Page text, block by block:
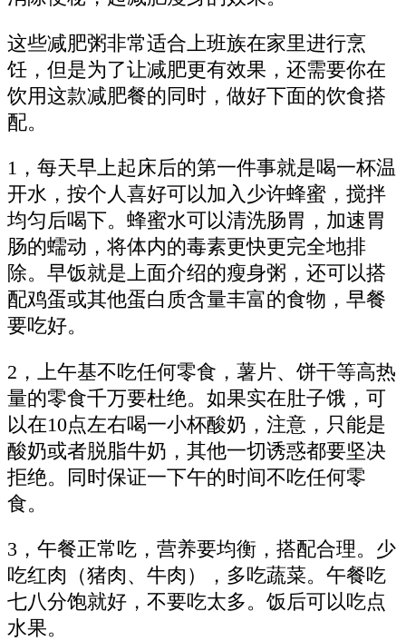
这些减肥粥非常适合上班族在家里进行烹
饪，但是为了让减肥更有效果，还需要你在
饮用这款减肥餐的同时，做好下面的饮食搭
配。
1，每天早上起床后的第一件事就是喝一杯温
开水，按个人喜好可以加入少许蜂蜜，搅拌
均匀后喝下。蜂蜜水可以清洗肠胃，加速胃
肠的蠕动，将体内的毒素更快更完全地排
除。早饭就是上面介绍的瘦身粥，还可以搭
配鸡蛋或其他蛋白质含量丰富的食物，早餐
要吃好。
2，上午基不吃任何零食，薯片、饼干等高热
量的零食千万要杜绝。如果实在肚子饿，可
以在10点左右喝一小杯酸奶，注意，只能是
酸奶或者脱脂牛奶，其他一切诱惑都要坚决
拒绝。同时保证一下午的时间不吃任何零
食。
3，午餐正常吃，营养要均衡，搭配合理。少
吃红肉（猪肉、牛肉），多吃蔬菜。午餐吃
七八分饱就好，不要吃太多。饭后可以吃点
水果。